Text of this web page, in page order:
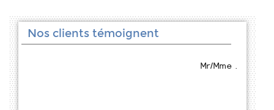
Nos clients témoignent
Mr/Mme .